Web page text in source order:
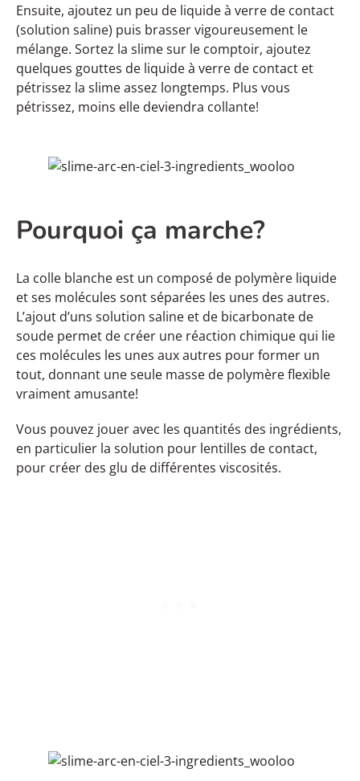
Ensuite, ajoutez un peu de liquide à verre de contact
(solution saline) puis brasser vigoureusement le
mélange. Sortez la slime sur le comptoir, ajoutez
quelques gouttes de liquide à verre de contact et
pétrissez la slime assez longtemps. Plus vous
pétrissez, moins elle deviendra collante!
Pourquoi ça marche?
La colle blanche est un composé de polymère liquide
et ses molécules sont séparées les unes des autres.
L’ajout d’uns solution saline et de bicarbonate de
soude permet de créer une réaction chimique qui lie
ces molécules les unes aux autres pour former un
tout, donnant une seule masse de polymère flexible
vraiment amusante!
Vous pouvez jouer avec les quantités des ingrédients,
en particulier la solution pour lentilles de contact,
pour créer des glu de différentes viscosités.